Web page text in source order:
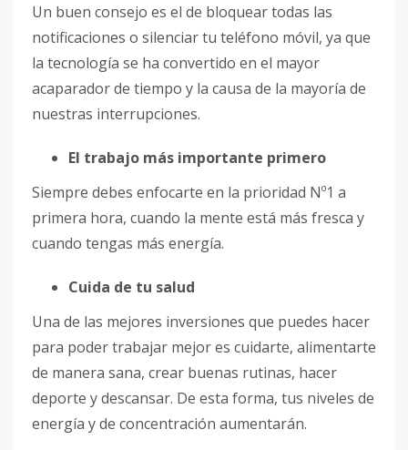
Un buen consejo es el de bloquear todas las
notificaciones o silenciar tu teléfono móvil, ya que
la tecnología se ha convertido en el mayor
acaparador de tiempo y la causa de la mayoría de
nuestras interrupciones.
El trabajo más importante primero
Siempre debes enfocarte en la prioridad Nº1 a
primera hora, cuando la mente está más fresca y
cuando tengas más energía.
Cuida de tu salud
Una de las mejores inversiones que puedes hacer
para poder trabajar mejor es cuidarte, alimentarte
de manera sana, crear buenas rutinas, hacer
deporte y descansar. De esta forma, tus niveles de
energía y de concentración aumentarán.